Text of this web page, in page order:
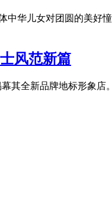
华儿女对团圆的美好
风范新篇
全新品牌地标形象店